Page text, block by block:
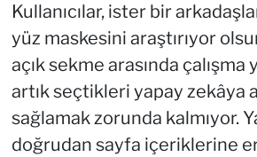
Kullanıcılar, ister bir
yüz maskesini araştırıyor
açık sekme arasında çalışma
artık seçtikleri yapay zekâya
sağlamak zorunda kalmıyor.
doğrudan sayfa içeriklerine